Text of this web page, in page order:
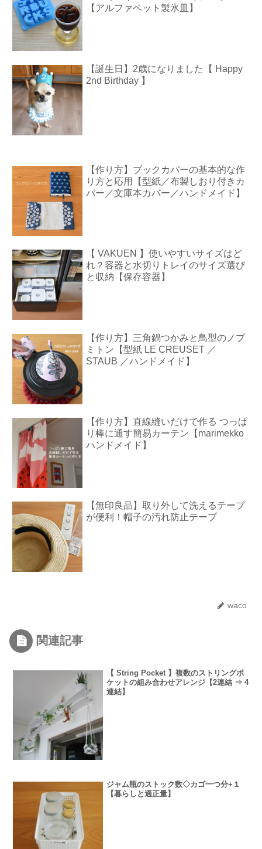
【アルファベット製氷皿】
【誕生日】2歳になりました【 Happy
2nd Birthday 】
【作り方】ブックカバーの基本的な作
り方と応用【型紙／布製しおり付きカ
バー／文庫本カバー／ハンドメイド】
【 VAKUEN 】使いやすいサイズはど
れ？容器と水切りトレイのサイズ選び
と収納【保存容器】
【作り方】三角鍋つかみと鳥型のノブ
ミトン【型紙 LE CREUSET ／
STAUB ／ハンドメイド】
【作り方】直線縫いだけで作る つっぱ
り棒に通す簡易カーテン【marimekko
ハンドメイド】
【無印良品】取り外して洗えるテープ
が便利！帽子の汚れ防止テープ
waco
関連記事
【 String Pocket 】複数のストリングポ
ケットの組み合わせアレンジ【2連結 ⇒ 4
連結】
ジャム瓶のストック数◇カゴ一つ分+１
【暮らしと適正量】